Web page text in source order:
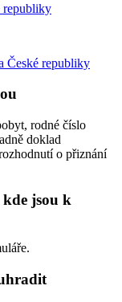
republiky
České republiky
rodné číslo
doklad
o přiznání
jsou k